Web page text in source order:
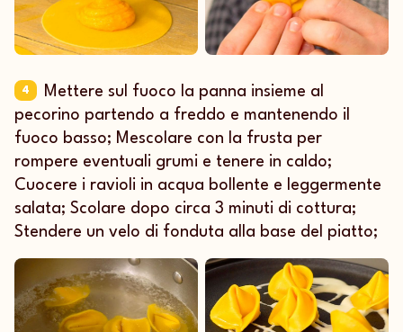
4
Mettere sul fuoco la panna insieme al
pecorino partendo a freddo e mantenendo il
fuoco basso; Mescolare con la frusta per
rompere eventuali grumi e tenere in caldo;
Cuocere i ravioli in acqua bollente e leggermente
salata; Scolare dopo circa 3 minuti di cottura;
Stendere un velo di fonduta alla base del piatto;